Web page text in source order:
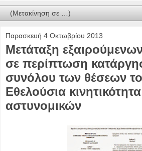
Παρασκευή 4 Οκτωβρίου 2013
Μετάταξη
σε περίπτωση
συνόλου των θέσεων
Εθελούσια
αστυνομικών